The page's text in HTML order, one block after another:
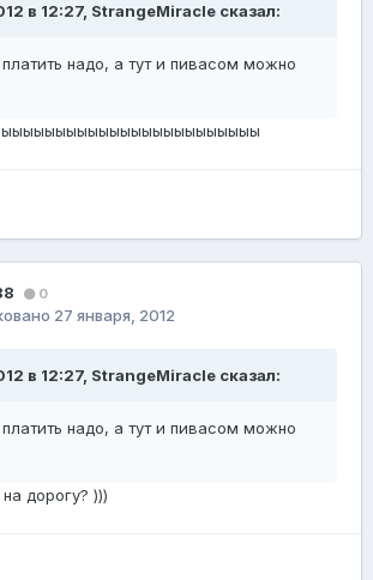
в 12:27, StrangeMiracle сказал:
надо, а тут и пивасом можно
0
27 января, 2012
в 12:27, StrangeMiracle сказал:
надо, а тут и пивасом можно
дорогу? )))